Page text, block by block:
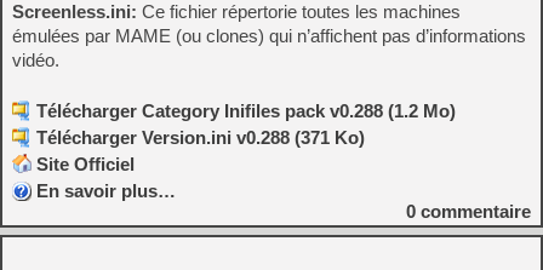
Screenless.ini: Ce fichier répertorie toutes les machines
émulées par MAME (ou clones) qui n’affichent pas d’informations
vidéo.
Télécharger Category Inifiles pack v0.288 (1.2 Mo)
Télécharger Version.ini v0.288 (371 Ko)
Site Officiel
En savoir plus…
0 commentaire